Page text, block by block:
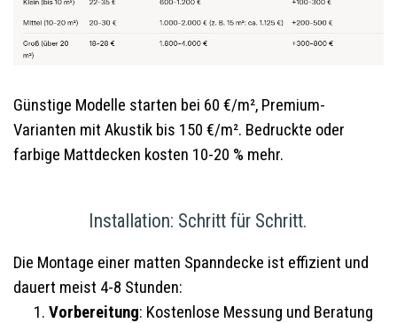
Günstige Modelle starten bei 60 €/m², Premium-
Varianten mit Akustik bis 150 €/m². Bedruckte oder
farbige Mattdecken kosten 10-20 % mehr.
Installation: Schritt für Schritt.
Die Montage einer matten Spanndecke ist effizient und
dauert meist 4-8 Stunden:
Vorbereitung: Kostenlose Messung und Beratung